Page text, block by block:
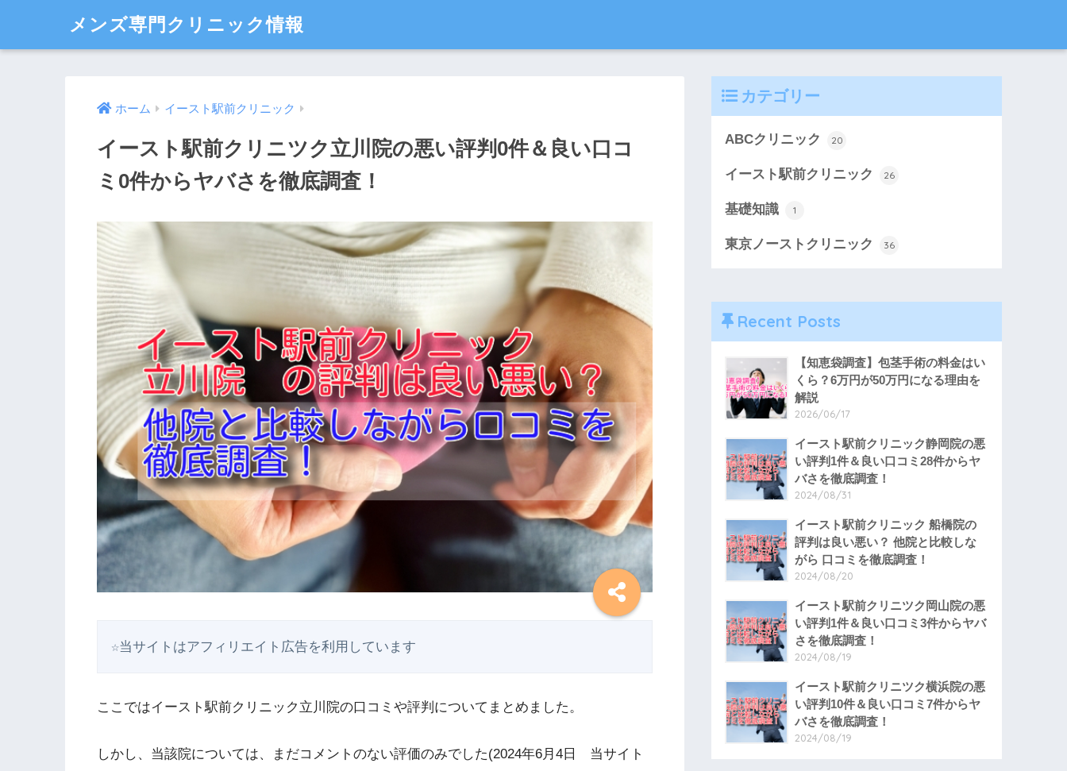
メンズ専門クリニック情報
ホーム イースト駅前クリニック
イースト駅前クリニツク立川院の悪い評判0件＆良い口コ
ミ0件からヤバさを徹底調査！
☆当サイトはアフィリエイト広告を利用しています
ここではイースト駅前クリニック立川院の口コミや評判についてまとめました。
しかし、当該院については、まだコメントのない評価のみでした(2024年6月4日 当サイト
カテゴリー
ABCクリニック 20
イースト駅前クリニック 26
基礎知識 1
東京ノーストクリニック 36
Recent Posts
【知恵袋調査】包茎手術の料金はい
くら？6万円が50万円になる理由を
解説
2026/06/17
イースト駅前クリニック静岡院の悪
い評判1件＆良い口コミ28件からヤ
バさを徹底調査！
2024/08/31
イースト駅前クリニック 船橋院の
評判は良い悪い？ 他院と比較しな
がら 口コミを徹底調査！
2024/08/20
イースト駅前クリニツク岡山院の悪
い評判1件＆良い口コミ3件からヤバ
さを徹底調査！
2024/08/19
イースト駅前クリニツク横浜院の悪
い評判10件＆良い口コミ7件からヤ
バさを徹底調査！
2024/08/19